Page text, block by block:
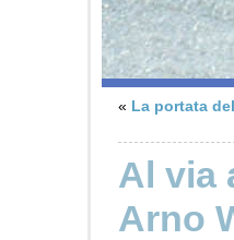
« La portata
Al via
Arno